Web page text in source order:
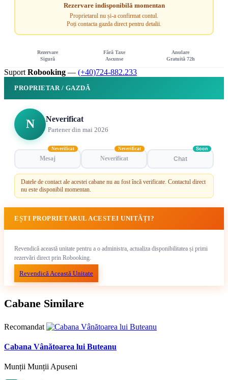
Rezervare indisponibilă momentan
Proprietarul nu și-a confirmat contul.
Poți contacta gazda direct pentru detalii.
Rezervare
Sigură
Fără Taxe
Ascunse
Anulare
Gratuită 72h
Suport Robooking — (+40)724-882.233
PROPRIETAR / GAZDĂ
N Neverificat
Partener din mai 2026
Mesaj
Neverificat
Neverificat
Neverificat
Chat
Soon
Datele de contact ale acestei cabane nu au fost încă verificate. Contactul direct
nu este disponibil momentan.
EȘTI PROPRIETARUL ACESTEI UNITĂȚI?
Revendică această unitate pentru a o administra, actualiza disponibilitatea și primi
rezervări direct prin Robooking.
Revendică Această Unitate
Cabane Similare
Recomandat
Cabana Vânătoarea lui Buteanu
Munții Munții Apuseni